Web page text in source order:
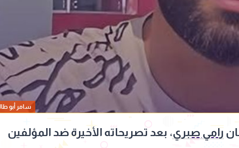
سامر أبو
رامي صبري، بعد تصريحاته الأخيرة ضد المؤلفين